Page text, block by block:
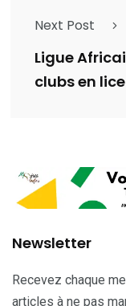
Next Post
Ligue
clubs en
Newsletter
Recevez chaque
articles à ne pas